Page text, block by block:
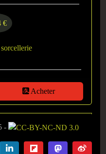
€
Acheter
-